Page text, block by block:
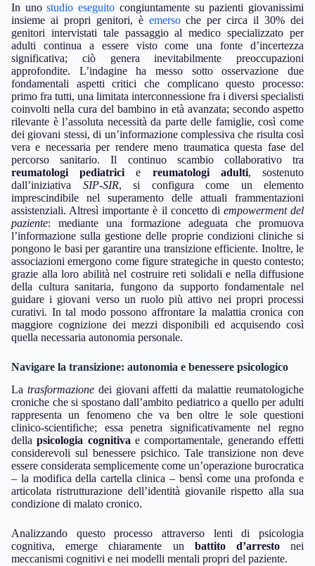
In unostudio eseguito congiuntamente su pazienti giovanissimi
insieme ai propri genitori, è emersoche per circa il 30% dei
genitori intervistati tale passaggio al medico specializzato per
adulti continua a essere visto come una fonte d’incertezza
significativa; ciò genera inevitabilmente preoccupazioni
approfondite. L’indagine ha messo sotto osservazione due
fondamentali aspetti critici che complicano questo processo:
primo fra tutti, una limitata interconnessione fra i diversi specialisti
coinvolti nella cura del bambino in età avanzata; secondo aspetto
rilevante è l’assoluta necessità da parte delle famiglie, così come
dei giovani stessi, di un’informazione complessiva che risulta così
vera e necessaria per rendere meno traumatica questa fase del
percorso sanitario. Il continuo scambio collaborativo tra
reumatologi pediatrici e reumatologi adulti, sostenuto
dall’iniziativa SIP-SIR, si configura come un elemento
imprescindibile nel superamento delle attuali frammentazioni
assistenziali. Altresì importante è il concetto di empowerment del
paziente: mediante una formazione adeguata che promuova
l’informazione sulla gestione delle proprie condizioni cliniche si
pongono le basi per garantire una transizione efficiente. Inoltre, le
associazioni emergono come figure strategiche in questo contesto;
grazie alla loro abilità nel costruire reti solidali e nella diffusione
della cultura sanitaria, fungono da supporto fondamentale nel
guidare i giovani verso un ruolo più attivo nei propri processi
curativi. In tal modo possono affrontare la malattia cronica con
maggiore cognizione dei mezzi disponibili ed acquisendo così
quella necessaria autonomia personale.
Navigare la transizione: autonomia e benessere psicologico
La trasformazionedei giovani affetti da malattie reumatologiche
croniche che si spostano dall’ambito pediatrico a quello per adulti
rappresenta un fenomeno che va ben oltre le sole questioni
clinico-scientifiche; essa penetra significativamente nel regno
dellapsicologia cognitiva e comportamentale, generando effetti
considerevoli sul benessere psichico. Tale transizione non deve
essere considerata semplicemente come un’operazione burocratica
– la modifica della cartella clinica – bensì come una profonda e
articolata ristrutturazione dell’identità giovanile rispetto alla sua
condizione di malato cronico.
Analizzando questo processo attraverso lenti di psicologia
cognitiva, emerge chiaramente un battito d’arrestonei
meccanismi cognitivi e nei modelli mentali propri del paziente.